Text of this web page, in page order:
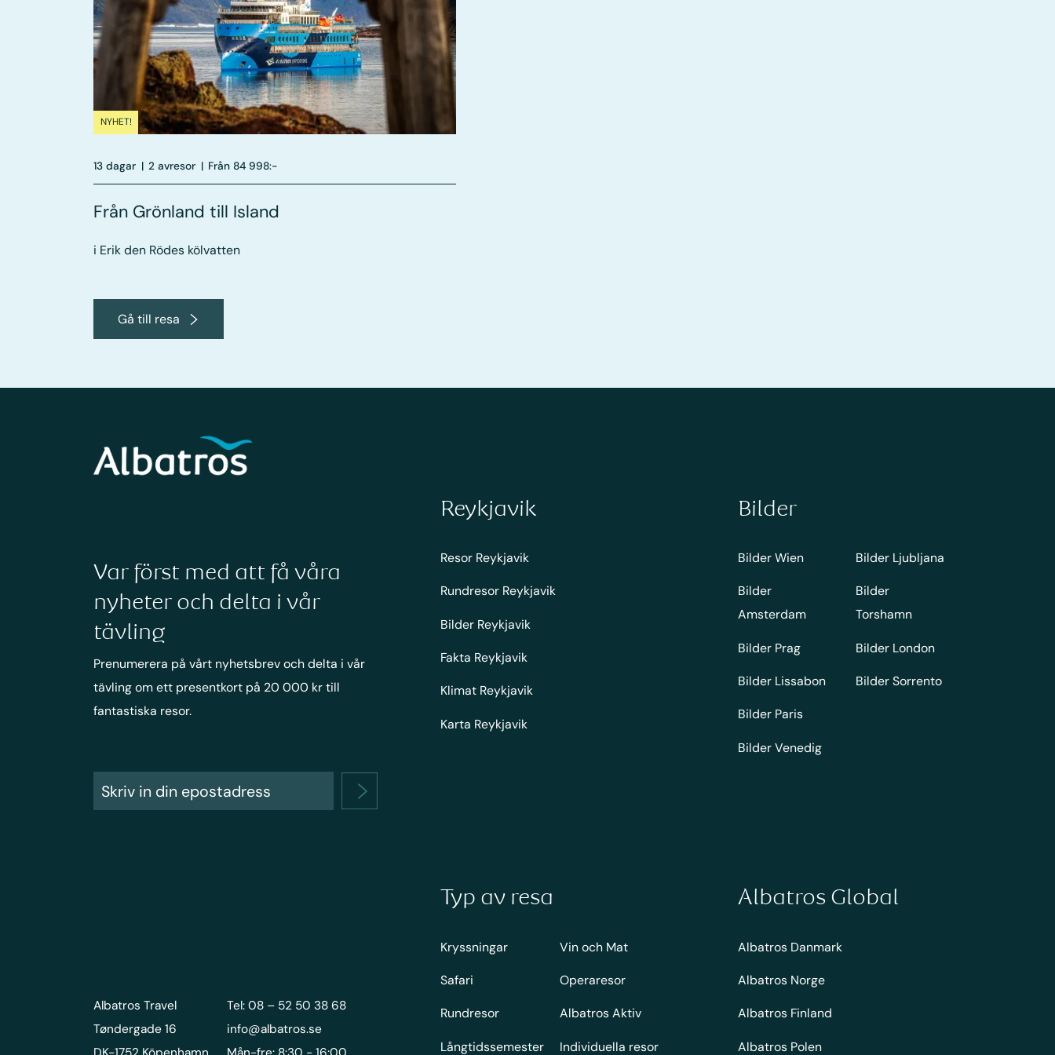
NYHET!
13 dagar | 2 avresor | Från 84 998:-
Från Grönland till Island
i Erik den Rödes kölvatten
Gå till resa
Var först med att få våra
nyheter och delta i vår
tävling
Prenumerera på vårt nyhetsbrev och delta i vår
tävling om ett presentkort på 20 000 kr till
fantastiska resor.
Reykjavik
Resor Reykjavik
Rundresor Reykjavik
Bilder Reykjavik
Fakta Reykjavik
Klimat Reykjavik
Karta Reykjavik
Bilder
Bilder Wien
Bilder
Amsterdam
Bilder Prag
Bilder Lissabon
Bilder Paris
Bilder Venedig
Bilder Ljubljana
Bilder
Torshamn
Bilder London
Bilder Sorrento
Albatros Travel
Tøndergade 16
Tel: 08 – 52 50 38 68
info@albatros.se
Typ av resa
Kryssningar
Safari
Rundresor
Långtidssemester
Vin och Mat
Operaresor
Albatros Aktiv
Individuella resor
Albatros Global
Albatros Danmark
Albatros Norge
Albatros Finland
Albatros Polen